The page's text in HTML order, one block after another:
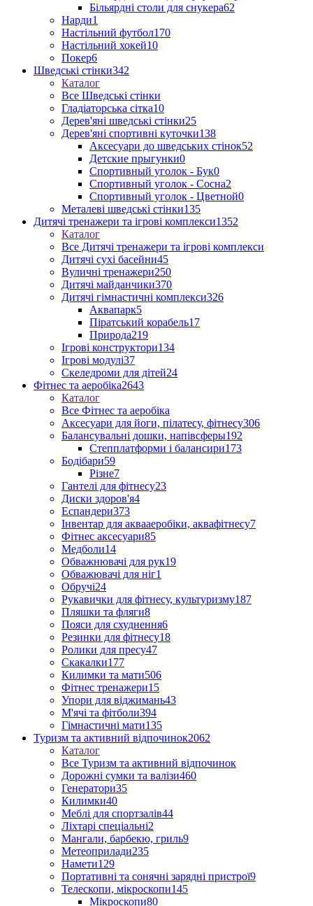
Більярдні столи для снукера62
Нарди1
Настільний футбол170
Настільний хокей10
Покер6
Шведські стінки342
Каталог
Все Шведські стінки
Гладіаторська сітка10
Дерев'яні шведські стінки25
Дерев'яні спортивні куточки138
Аксесуари до шведських стінок52
Детские прыгунки0
Спортивный уголок - Бук0
Спортивный уголок - Сосна2
Спортивный уголок - Цветной0
Металеві шведські стінки135
Дитячі тренажери та ігрові комплекси1352
Каталог
Все Дитячі тренажери та ігрові комплекси
Дитячі сухі басейни45
Вуличні тренажери250
Дитячі майданчики370
Дитячі гімнастичні комплекси326
Аквапарк5
Піратський корабель17
Природа219
Ігрові конструктори134
Ігрові модулі37
Скеледроми для дітей24
Фітнес та аеробіка2643
Каталог
Все Фітнес та аеробіка
Аксесуари для йоги, пілатесу, фітнесу306
Балансувальні дошки, напівсферы192
Степплатформи і балансири173
Бодібари59
Різне7
Гантелі для фітнесу23
Диски здоров'я4
Еспандери373
Інвентар для аквааеробіки, аквафітнесу7
Фітнес аксесуари85
Медболи14
Обважнювачі для рук19
Обважювачі для ніг1
Обручі24
Рукавички для фітнесу, культуризму187
Пляшки та фляги8
Пояси для схуднення6
Резинки для фітнесу18
Ролики для пресу47
Скакалки177
Килимки та мати506
Фітнес тренажери15
Упори для віджимань43
М'ячі та фітболи394
Гімнастичні мати135
Туризм та активний відпочинок2062
Каталог
Все Туризм та активний відпочинок
Дорожні сумки та валізи460
Генератори35
Килимки40
Меблі для спортзалів44
Ліхтарі спеціальні2
Мангали, барбекю, гриль9
Метеоприлади235
Намети129
Портативні та сонячні зарядні пристрої9
Телескопи, мікроскопи145
Мікроскопи80